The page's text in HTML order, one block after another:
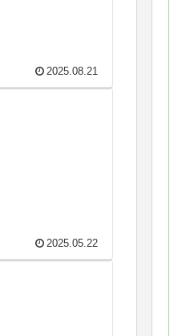
2025.08.21
2025.05.22